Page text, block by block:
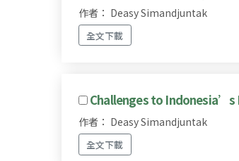
作者： Deasy Simandjuntak
全文下載
Challenges to Indonesia’s
作者： Deasy Simandjuntak
全文下載